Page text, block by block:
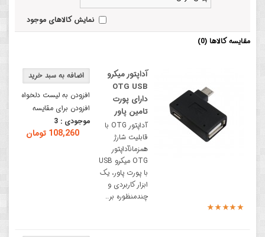
نمایش کالاهای موجود
مقایسه کالاها (0)
افزودن به لیست دلخواه
افزودن برای مقایسه
موجودی : 3
108,260 تومان
آداپتور میکرو
OTG USB
دارای پورت
تامین پاور
آداپتور OTG با
قابلیت شارژ
همزمانآداپتور
OTG میکرو USB
با پورت پاور، یک
ابزار کاربردی و
چندمنظوره بر..